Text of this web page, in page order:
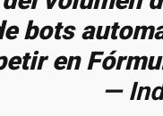
bots
en
—